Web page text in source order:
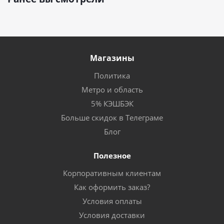
Магазины
Политика
Метро и область
5% КЭШБЭК
Больше скидок в Телеграме
Блог
Полезное
Корпоративным клиентам
Как оформить заказ?
Условия оплаты
Условия доставки